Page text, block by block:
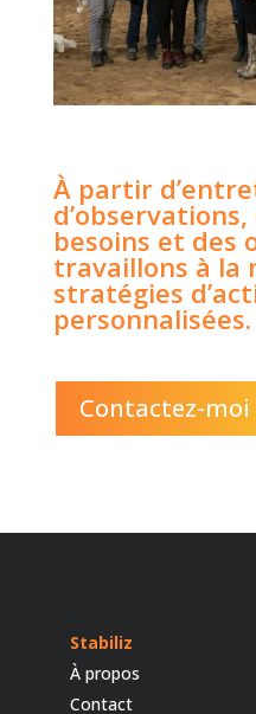
À partir
besoins et des
travaillons à la
stratégies
personnalisées.
Contactez-moi
Stabiliz
À propos
Contact